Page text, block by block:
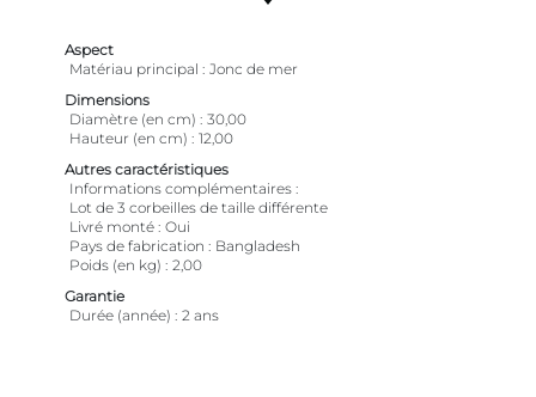
Aspect
Matériau principal
Jonc de mer
Dimensions
Diamètre (en cm)
30,00
Hauteur (en cm)
12,00
Autres caractéristiques
Informations complémentaires
Lot de 3 corbeilles de taille différente
Livré monté Oui
Pays de fabrication
Bangladesh
Poids (en kg)
2,00
Garantie
Durée (année)
2 ans